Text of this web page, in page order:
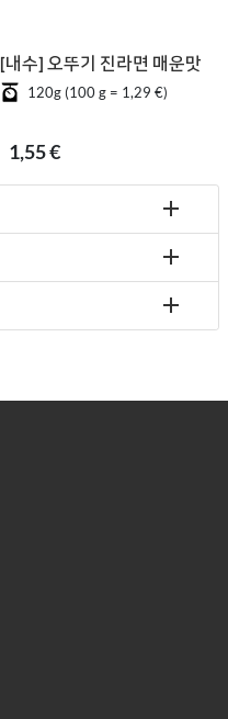
[내수] 오뚜기 진라면 매운맛
120g (100 g = 1,29 €)
1,55 €